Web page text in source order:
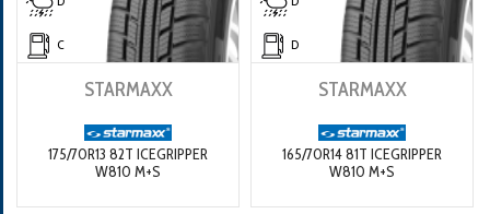
C
STARMAXX
175/70R13 82T ICEGRIPPER
W810 M+S
D
STARMAXX
165/70R14 81T ICEGRIPPER
W810 M+S